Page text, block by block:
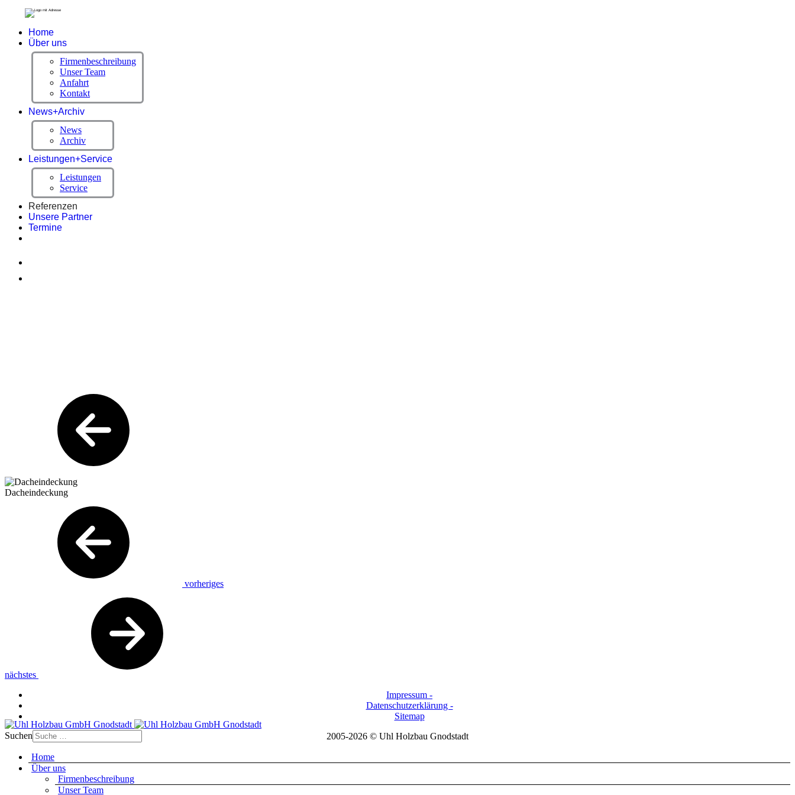
Home
Über uns
Firmenbeschreibung
Unser Team
Anfahrt
Kontakt
News+Archiv
News
Archiv
Leistungen+Service
Leistungen
Service
Referenzen
Unsere Partner
Termine
Dacheindeckung
vorheriges
nächstes
Impressum -
Datenschutzerklärung -
Sitemap
2005-2026 © Uhl Holzbau Gnodstadt
Suchen
Home
Über uns
Firmenbeschreibung
Unser Team